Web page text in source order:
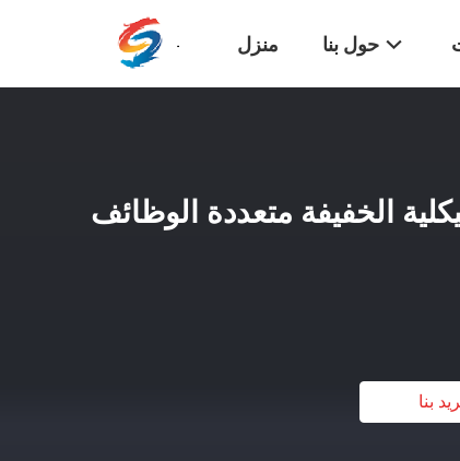
منزل حول بنا
الخفيفة متعددة الوظائف
بنا